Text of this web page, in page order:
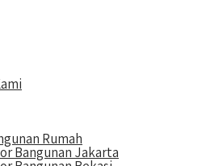
Rumah
Bangunan Jakarta